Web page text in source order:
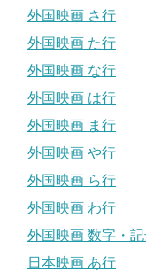
外国映画 さ行
外国映画 た行
外国映画 な行
外国映画 は行
外国映画 ま行
外国映画 や行
外国映画 ら行
外国映画 わ行
外国映画 数字・
日本映画 あ行